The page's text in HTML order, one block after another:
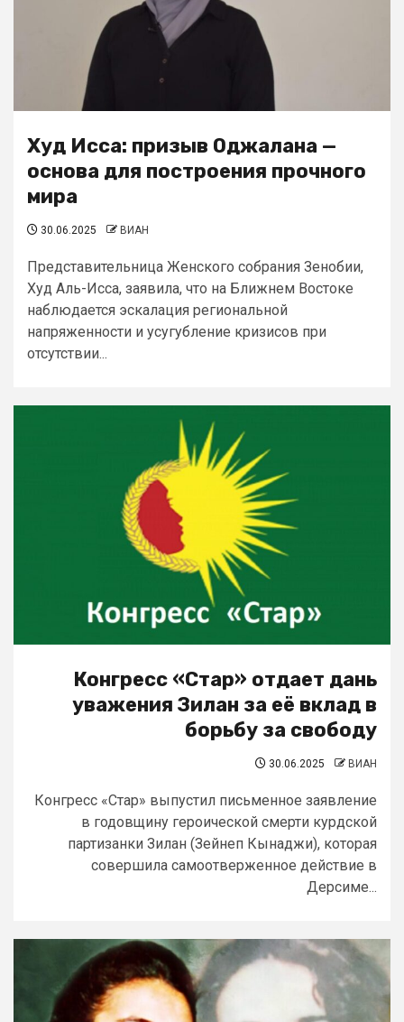
Худ Исса: призыв Оджалана —
основа для построения прочного
мира
30.06.2025 ВИАН
Представительница Женского собрания Зенобии,
Худ Аль-Исса, заявила, что на Ближнем Востоке
наблюдается эскалация региональной
напряженности и усугубление кризисов при
отсутствии...
Конгресс «Стар» отдает дань
уважения Зилан за её вклад в
борьбу за свободу
30.06.2025 ВИАН
Конгресс «Стар» выпустил письменное заявление
в годовщину героической смерти курдской
партизанки Зилан (Зейнеп Кынаджи), которая
совершила самоотверженное действие в
Дерсиме...